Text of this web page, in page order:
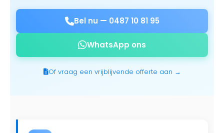
Bel nu — 0487 10 81 95
WhatsApp ons
Of vraag een vrijblijvende offerte aan →